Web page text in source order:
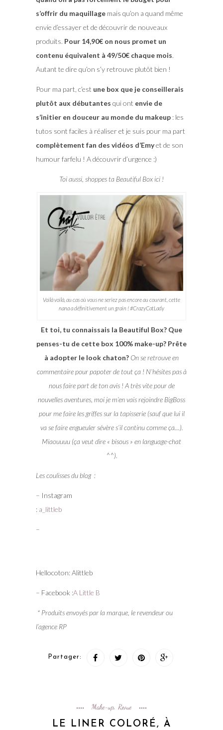
s’offrir du maquillagemais qu’on a quand même
envie d’essayer et de découvrir de nouveaux
produits. Pour 14,90€ on nous promet un
contenu équivalent à 49/50€ chaque mois.
Autant te dire qu’on s’y retrouve plutôt bien !
Pour ma part, c’est une box que je conseillerais
plutôt aux débutantes qui ont envie de
s’initier en douceur au monde du makeup: les
tutos sont faciles à réaliser et je suis pour ma part
complètement fan des vidéos d’Emyet de son
humour farfelu ! A découvrir d’urgence :)
Toi aussi, shoppes ta Beautiful Box ici !
Voilà voilà, au cas où vous ne seriez pas encore au courant, cette
nana a définitivement un grain ! #CrazyCatLady
Et toi, tu connaissais la Beautiful Box? Que
penses-tu de cette box 100% make-up? Prête
à adopter le look chaton? On se retrouve en
commentaire pour papoter de tout ça ! N’hésites pas à
nous faire part de ton avis ! A très vite pour de
nouvelles aventures, moi je m’en vais rejoindre BigBoss
pour me faire les griffes sur la tapisserie (sauf que lui il
va se faire engueuler sévère s’il continu comme ça…).
Miaouuuu (ça veut dire « bisous » en language-chat
^^).
Les coulisses du blog :
– Instagram
: a_littleb
–
Hellocoton: Alittleb
– Facebook :A Little B
* Produits envoyés par la marque, le revendeur ou
l’agence RP
Partager:
Make-up, Revue
LE LINER COLORÉ, À